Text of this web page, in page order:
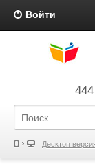
Войти
Десктоп